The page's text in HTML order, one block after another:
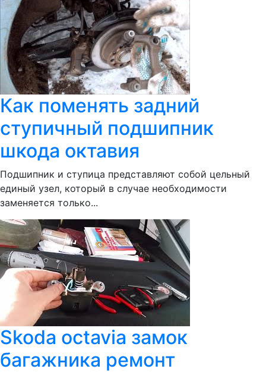
Как поменять задний
ступичный подшипник
шкода октавия
Подшипник и ступица представляют собой цельный
единый узел, который в случае необходимости
заменяется только...
Skoda octavia замок
багажника ремонт